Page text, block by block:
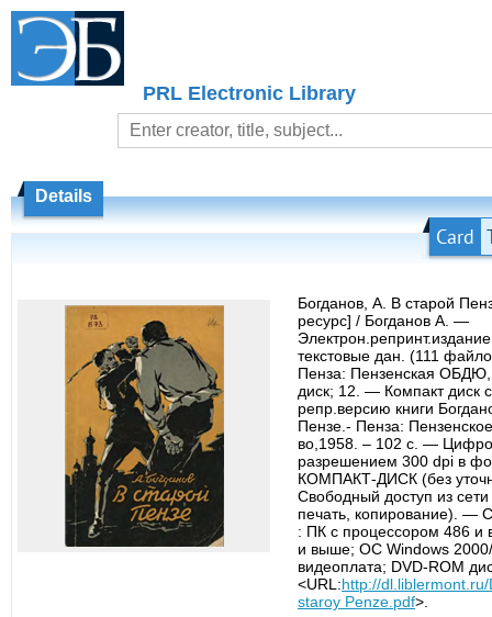
PRL Electronic Library
Details
Card
Богданов, А. В старой
ресурс] / Богданов А. —
текстовые дан. (111
Пенза: Пензенская
диск; 12. — Компакт диск
репр.версию книги
Пензе.- Пенза:
во,1958. – 102 c. —
разрешением 300 dpi в
КОМПАКТ-ДИСК (без
Свободный доступ из
печать, копирование). —
: ПК с процессором 486
и выше; ОС Windows
видеоплата; DVD-ROM
<URL:http://
staroy Penze.pdf>.